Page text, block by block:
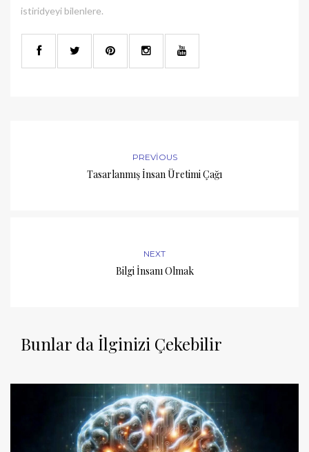
istiridyeyi bilenlere.
PREVIOUS
Tasarlanmış İnsan Üretimi Çağı
NEXT
Bilgi İnsanı Olmak
Bunlar da İlginizi Çekebilir